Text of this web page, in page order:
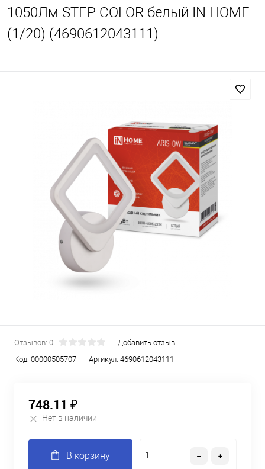
1050Лм STEP COLOR белый IN HOME
(1/20) (4690612043111)
Отзывов: 0
Добавить отзыв
Код: 00000505707 Артикул: 4690612043111
748.11 ₽
Нет в наличии
В корзину